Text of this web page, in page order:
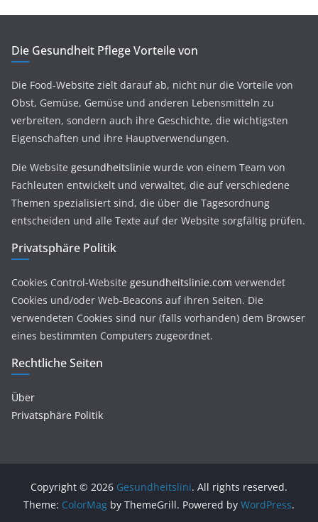
Die Gesundheit Pflege Vorteile von
Die Food-Website zielt darauf ab, nicht nur die Vorteile von
Obst, Gemüse, Gemüse und anderen Lebensmitteln zu
verbreiten, sondern auch ihre Geschichte, die wichtigsten
Eigenschaften und ihre Hauptverwendungen.
Die Website gesundheitslinie wurde von einem Team von
Fachleuten entwickelt und verwaltet, die auf verschiedene
Themen spezialisiert sind, die über die Tagesordnung
entscheiden und alle Texte auf der Website sorgfältig prüfen.
Privatsphäre Politik
Cookies Control-Website gesundheitslinie.com verwendet
Cookies und/oder Web-Beacons auf ihren Seiten. Die
verwendeten Cookies sind nur (falls vorhanden) dem Browser
eines bestimmten Computers zugeordnet.
Rechtliche Seiten
Über
Privatsphäre Politik
Copyright © 2026 Gesundheitslini. All rights reserved.
Theme: ColorMag by ThemeGrill. Powered by WordPress.